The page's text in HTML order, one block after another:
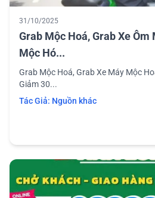
31/10/2025
Grab Mộc Hoá, Grab Xe Ôm
Mộc Hó...
Grab Mộc Hoá, Grab Xe Máy Mộc
Giảm 30...
Tác Giả: Nguồn khác